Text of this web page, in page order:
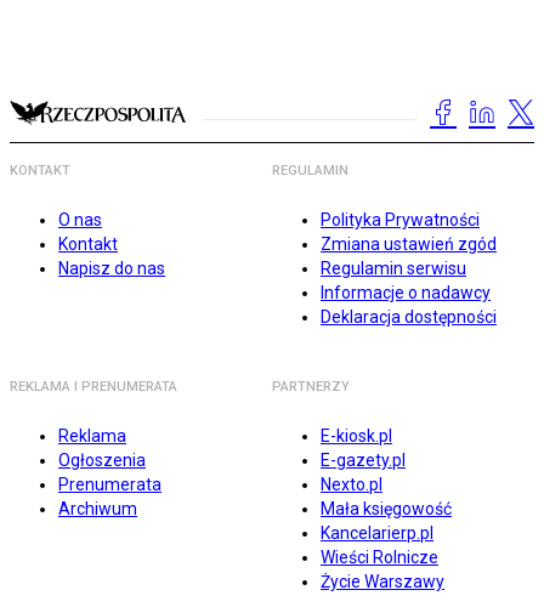
KONTAKT
O nas
Kontakt
Napisz do nas
REGULAMIN
Polityka Prywatności
Zmiana ustawień zgód
Regulamin serwisu
Informacje o nadawcy
Deklaracja dostępności
REKLAMA I PRENUMERATA
Reklama
Ogłoszenia
Prenumerata
Archiwum
PARTNERZY
E-kiosk.pl
E-gazety.pl
Nexto.pl
Mała księgowość
Kancelarierp.pl
Wieści Rolnicze
Życie Warszawy